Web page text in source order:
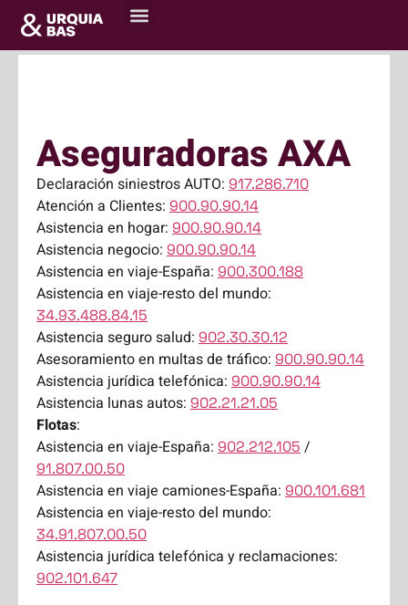
Aseguradoras AXA
Declaración siniestros AUTO: 917.286.710
Atención a Clientes: 900.90.90.14
Asistencia en hogar: 900.90.90.14
Asistencia negocio: 900.90.90.14
Asistencia en viaje-España: 900.300.188
Asistencia en viaje-resto del mundo:
34.93.488.84.15
Asistencia seguro salud: 902.30.30.12
Asesoramiento en multas de tráfico: 900.90.90.14
Asistencia jurídica telefónica: 900.90.90.14
Asistencia lunas autos: 902.21.21.05
Flotas:
Asistencia en viaje-España: 902.212.105 /
91.807.00.50
Asistencia en viaje camiones-España: 900.101.681
Asistencia en viaje-resto del mundo:
34.91.807.00.50
Asistencia jurídica telefónica y reclamaciones:
902.101.647